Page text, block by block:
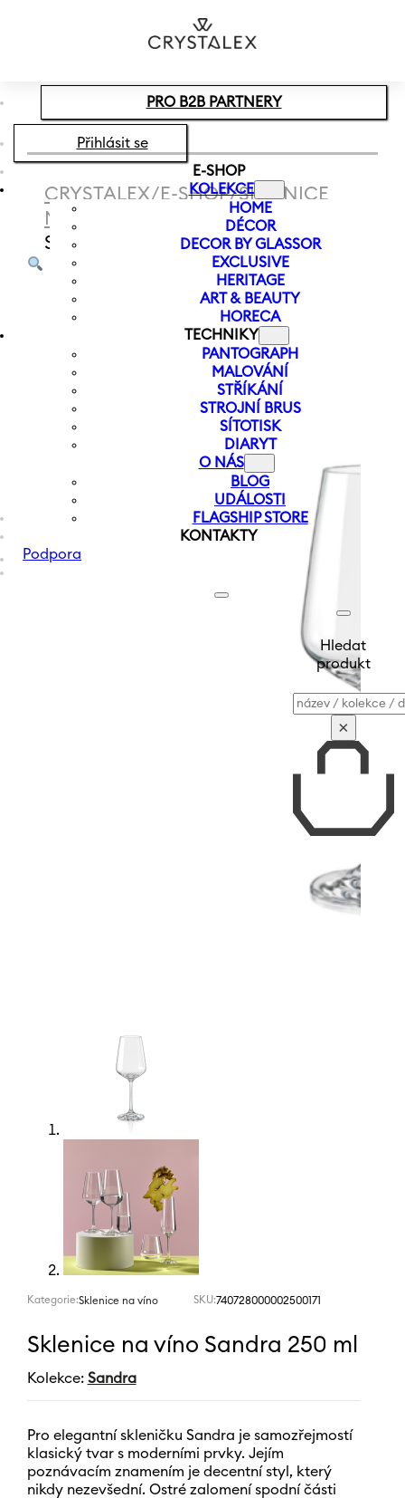
Přeskočit na zápatí
PRO B2B PARTNERY
Přihlásit se
E-SHOP
KOLEKCE
HOME
DÉCOR
DECOR BY GLASSOR
EXCLUSIVE
HERITAGE
ART & BEAUTY
HORECA
TECHNIKY
PANTOGRAPH
MALOVÁNÍ
STŘÍKÁNÍ
STROJNÍ BRUS
SÍTOTISK
DIARYT
O NÁS
BLOG
UDÁLOSTI
FLAGSHIP STORE
KONTAKTY
Podpora
Hledat
produkt
Vyhledávání
×
CRYSTALEX/ E-SHOP/SKLENICE
NA VÍNO
SKLENICE NA VÍNO
SANDRA 250 ML
Kategorie:Sklenice na víno SKU:740728000002500171
Sklenice na víno Sandra 250 ml
Kolekce: Sandra
Pro elegantní skleničku Sandra je samozřejmostí
klasický tvar s moderními prvky. Jejím
poznávacím znamením je decentní styl, který
nikdy nezevšední. Ostré zalomení spodní části